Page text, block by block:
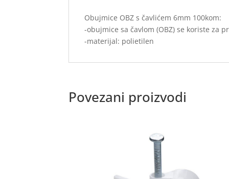
Obujmice OBZ s čavlićem 6mm 100kom:
-obujmice sa čavlom (OBZ) se koriste za
-materijal: polietilen
Povezani proizvodi